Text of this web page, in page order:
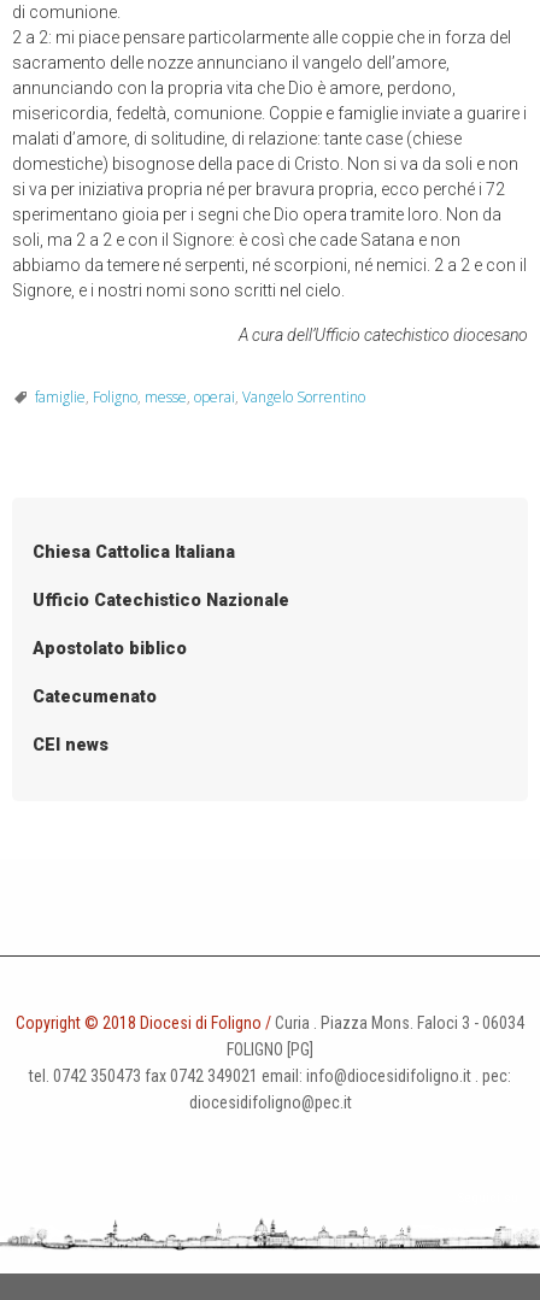
di comunione.
2 a 2: mi piace pensare particolarmente alle coppie che in forza del
sacramento delle nozze annunciano il vangelo dell’amore,
annunciando con la propria vita che Dio è amore, perdono,
misericordia, fedeltà, comunione. Coppie e famiglie inviate a guarire i
malati d’amore, di solitudine, di relazione: tante case (chiese
domestiche) bisognose della pace di Cristo. Non si va da soli e non
si va per iniziativa propria né per bravura propria, ecco perché i 72
sperimentano gioia per i segni che Dio opera tramite loro. Non da
soli, ma 2 a 2 e con il Signore: è così che cade Satana e non
abbiamo da temere né serpenti, né scorpioni, né nemici. 2 a 2 e con il
Signore, e i nostri nomi sono scritti nel cielo.
A cura dell’Ufficio catechistico diocesano
famiglie, Foligno, messe, operai, Vangelo Sorrentino
Chiesa Cattolica Italiana
Ufficio Catechistico Nazionale
Apostolato biblico
Catecumenato
CEI news
Copyright © 2018 Diocesi di Foligno /Curia . Piazza Mons. Faloci 3 - 06034
FOLIGNO [PG]
tel. 0742 350473 fax 0742 349021 email: info@diocesidifoligno.it . pec:
diocesidifoligno@pec.it